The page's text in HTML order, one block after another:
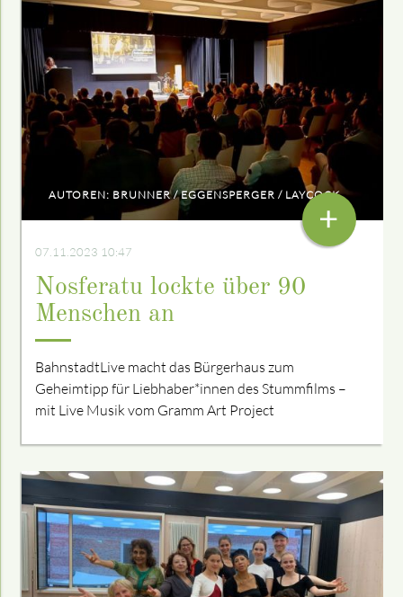
AUTOREN: BRUNNER / EGGENSPERGER / LAYCOCK
07.11.2023 10:47
Nosferatu lockte über 90
Menschen an
BahnstadtLive macht das Bürgerhaus zum
Geheimtipp für Liebhaber*innen des Stummfilms –
mit Live Musik vom Gramm Art Project
+